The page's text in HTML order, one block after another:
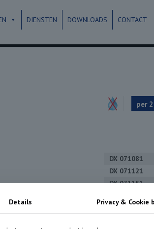
DIENSTEN DOWNLOADS CONTACT
per
DX 071081
DX 071121
DX 071151
DX 071241
Details Privacy & Cookie